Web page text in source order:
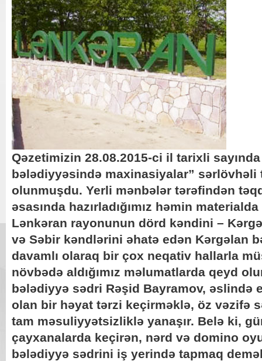
Qəzetimizin 28.08.2015-ci il tarixli
bələdiyyəsində maxinasiyalar”
olunmuşdu. Yerli mənbələr tərəfindən
əsasında hazırladığımız həmin
Lənkəran rayonunun dörd kəndini –
və Səbir kəndlərini əhatə edən Kərgəlan
davamlı olaraq bir çox neqativ hallarla
növbədə aldığımız məlumatlarda qeyd
bələdiyyə sədri Rəşid Bayramov, əslində
olan bir həyat tərzi keçirməklə, öz vəzifə
tam məsuliyyətsizliklə yanaşır. Belə ki,
çayxanalarda keçirən, nərd və domino
bələdiyyə sədrini iş yerində tapmaq